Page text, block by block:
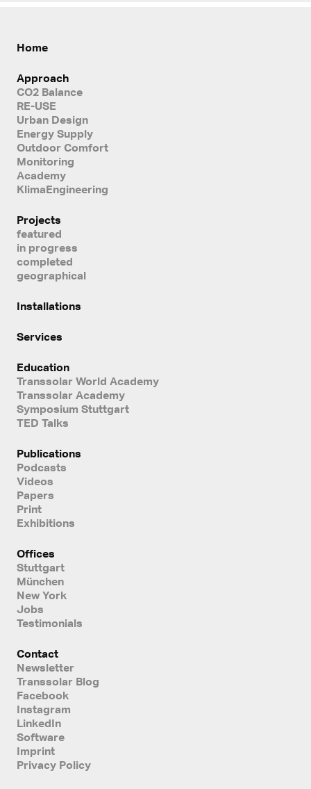
Home
Approach
CO2 Balance
RE-USE
Urban Design
Energy Supply
Outdoor Comfort
Monitoring
Academy
KlimaEngineering
Projects
featured
in progress
completed
geographical
Installations
Services
Education
Transsolar World Academy
Transsolar Academy
Symposium Stuttgart
TED Talks
Publications
Podcasts
Videos
Papers
Print
Exhibitions
Offices
Stuttgart
München
New York
Jobs
Testimonials
Contact
Newsletter
Transsolar Blog
Facebook
Instagram
LinkedIn
Software
Imprint
Privacy Policy